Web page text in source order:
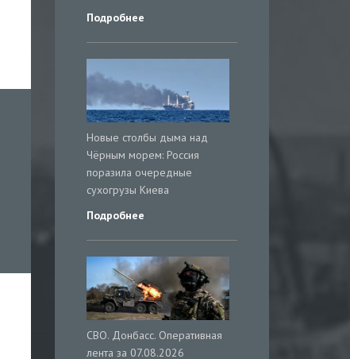
Подробнее
Новые столбы дыма над
Чёрным морем: Россия
поразила очередные
сухогрузы Киева
Подробнее
СВО. Донбасс. Оперативная
лента за 07.08.2026